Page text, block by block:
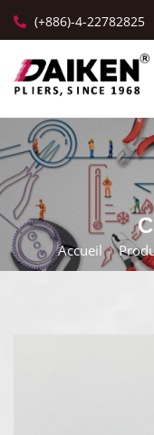
(+886)-4-22782825
Accueil